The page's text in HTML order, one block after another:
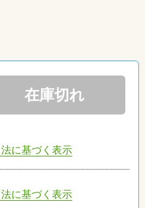
在庫切れ
に基づく表示
に基づく表示